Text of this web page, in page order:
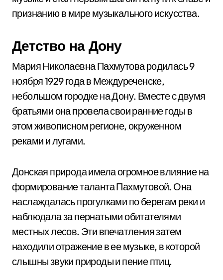
признанию в мире музыкального искусства.
Детство на Дону
Мария Николаевна Пахмутова родилась 9
ноября 1929 года в Междуреченске,
небольшом городке на Дону. Вместе с двумя
братьями она провела свои ранние годы в
этом живописном регионе, окруженном
реками и лугами.
Донская природа имела огромное влияние на
формирование таланта Пахмутовой. Она
наслаждалась прогулками по берегам реки и
наблюдала за пернатыми обитателями
местных лесов. Эти впечатления затем
находили отражение в ее музыке, в которой
слышны звуки природы и пение птиц.